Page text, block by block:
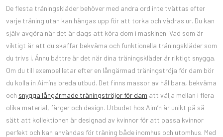
De flesta träningskläder behöver med andra ord inte tvättas efter
varje träning utan kan hängas upp för att torka och vädras ur. Du kan
själv avgöra när det är dags att köra dom i maskinen. Vad som är
viktigt är att du skaffar bekväma och funktionella träningskläder som
du trivs i. Ännu bättre är det när dina träningskläder är riktigt snygga.
Om du till exempel letar efter en långärmad träningströja för dam bör
du kolla in Aim’ns breda utbud. Det finns massor av hållbara, bekväma
och snygga långärmade träningströjor för dam att välja mellan i flera
olika material, färger och design. Utbudet hos Aim’n är unikt på så
sätt att kollektionen är designad av kvinnor för att passa kvinnor
perfekt och kan användas för träning både inomhus och utomhus. Med